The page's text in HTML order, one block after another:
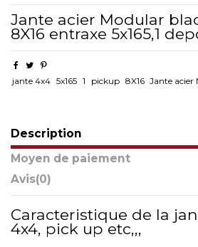
Jante acier Modular
8X16 entraxe 5x165,1
jante 4x4 5x165 1 pickup 8X16 Jante acier
Description
Moyen de paiement
Avis(0)
Caracteristique de la
4x4, pick up etc,,,